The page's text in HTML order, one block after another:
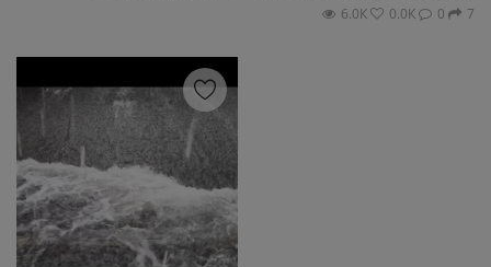
6.0К 0.0К 0 7